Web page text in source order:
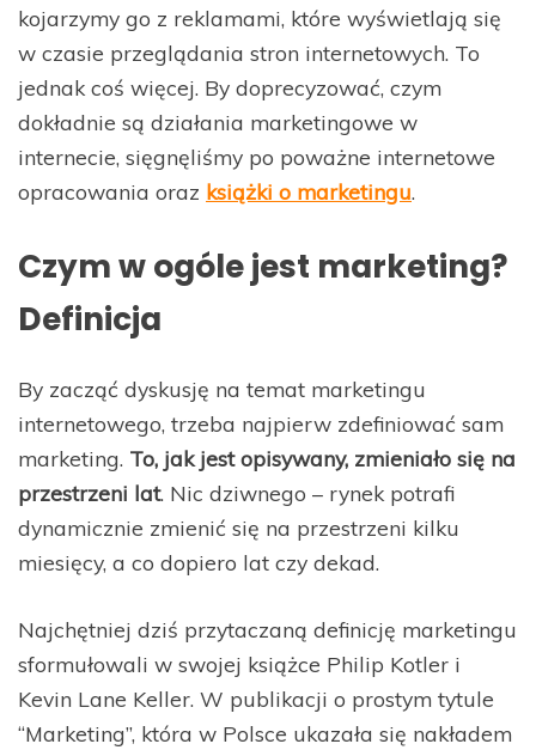
kojarzymy go z reklamami, które wyświetlają się
w czasie przeglądania stron internetowych. To
jednak coś więcej. By doprecyzować, czym
dokładnie są działania marketingowe w
internecie, sięgnęliśmy po poważne internetowe
opracowania oraz książki o marketingu.
Czym w ogóle jest marketing?
Definicja
By zacząć dyskusję na temat marketingu
internetowego, trzeba najpierw zdefiniować sam
marketing. To, jak jest opisywany, zmieniało się na
przestrzeni lat. Nic dziwnego – rynek potrafi
dynamicznie zmienić się na przestrzeni kilku
miesięcy, a co dopiero lat czy dekad.
Najchętniej dziś przytaczaną definicję marketingu
sformułowali w swojej książce Philip Kotler i
Kevin Lane Keller. W publikacji o prostym tytule
“Marketing”, która w Polsce ukazała się nakładem